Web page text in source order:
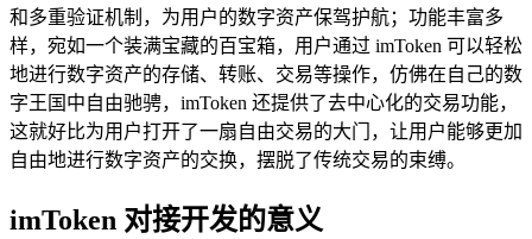
和多重验证机制，为用户的数字资产保驾护航；功能丰富多
样，宛如一个装满宝藏的百宝箱，用户通过 imToken 可以轻松
地进行数字资产的存储、转账、交易等操作，仿佛在自己的数
字王国中自由驰骋，imToken 还提供了去中心化的交易功能，
这就好比为用户打开了一扇自由交易的大门，让用户能够更加
自由地进行数字资产的交换，摆脱了传统交易的束缚。
imToken 对接开发的意义